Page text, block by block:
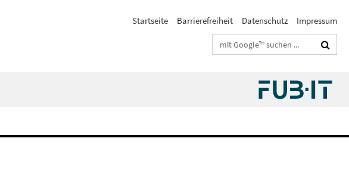
Startseite Barrierefreiheit Datenschutz
Impressum
Suchbegriffe